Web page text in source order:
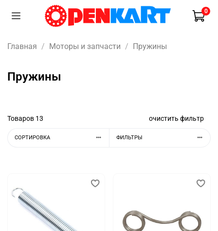
0
Главная Моторы и запчасти Пружины
Пружины
Товаров 13 очистить фильтр
СОРТИРОВКА ФИЛЬТРЫ